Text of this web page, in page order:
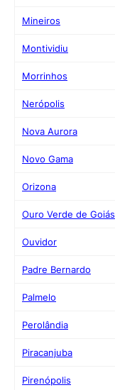
Mineiros
Montividiu
Morrinhos
Nerópolis
Nova Aurora
Novo Gama
Orizona
Ouro Verde de Goiás
Ouvidor
Padre Bernardo
Palmelo
Perolândia
Piracanjuba
Pirenópolis